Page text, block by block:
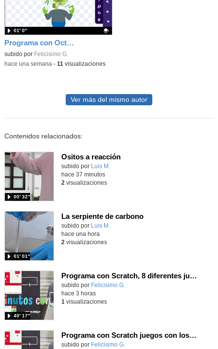
Programa con OctoStudio, un juego homenajeando al House of the dead con Zombies
Contenido educativo.
subido por Felicisimo G.
01′ 0″
-hace una semana - 11 visualizaciones
Ver más del mismo autor
Contenidos relacionados:
Ositos a reacción
Contenido educativo.
subido por Luis M.
00′ 32″
hace 37 minutos
2 visualizaciones
La serpiente de carbono
Contenido educativo.
subido por Luis M.
01′ 01″
hace una hora
2 visualizaciones
Programa con Scratch, 8 diferentes juegos para vivir la emoción de los partidos de España en el mundial 2026
Contenido educativo.
subido por Felicisimo G.
40′ 17″
hace 3 horas
1 visualizaciones
Programa con Scratch juegos con los partidos del mundial 2026 ganados por España
Contenido educativo.
subido por Felicisimo G.